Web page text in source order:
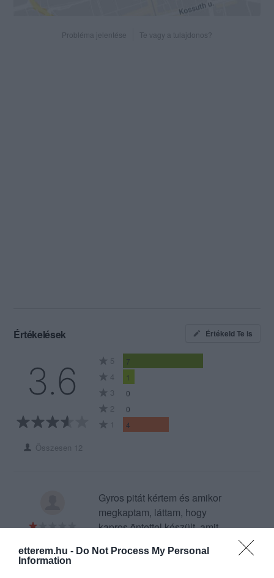
etterem.hu - Do Not Process My Personal
Information
Probléma jelentése Te vagy a tulajdonos?
Értékelések Értékeld Te is
3.6
Összesen 12
5 7
4 1
3 0
2 0
1 4
2024. Július 15.
Gyros pitát kértem és amikor
megkaptam, láttam, hogy
kapros öntettel készült, amit
hölgy nem tájékoztatott, hogy